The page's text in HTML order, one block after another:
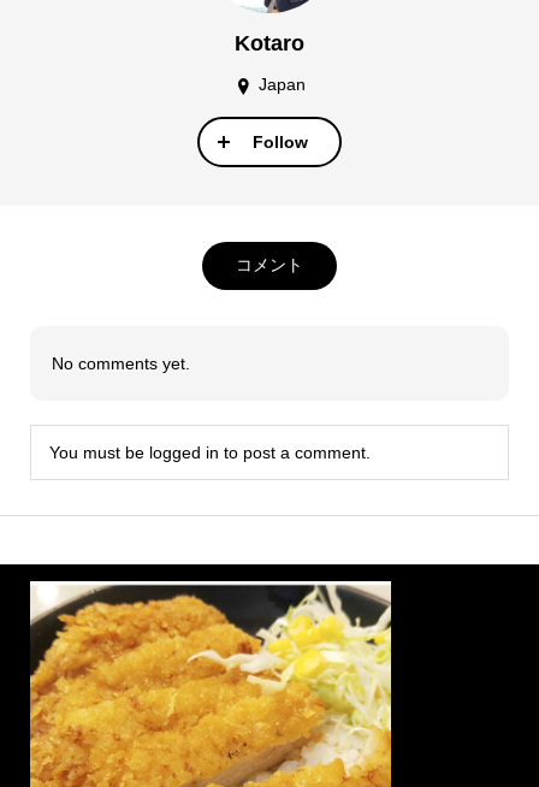
Kotaro
Japan
Follow
コメント
No comments yet.
You must be logged in to post a comment.